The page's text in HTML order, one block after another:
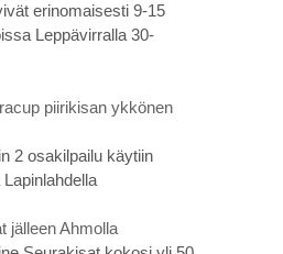
erinomaisesti 9-15
Leppävirralla 30-
piirikisan ykkönen
2 osakilpailu käytiin
jälleen Ahmolla